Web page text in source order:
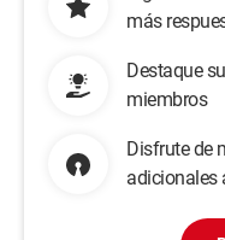
más
Destaque
miembros
Disfrute de
adicionales